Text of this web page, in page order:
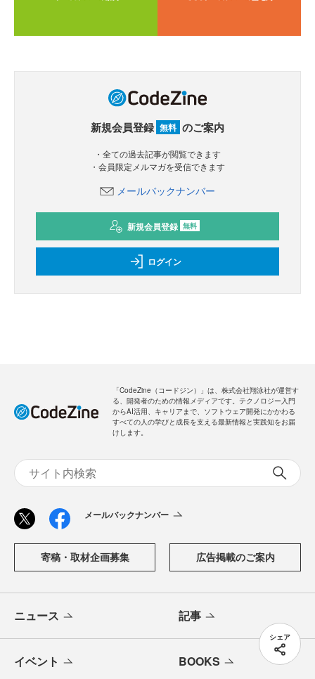
シェア
新規会員登録 無料 のご案内
・全ての過去記事が閲覧できます
・会員限定メルマガを受信できます
メールバックナンバー
新規会員登録 無料
ログイン
「CodeZine（コードジン）」は、株式会社翔泳社が運営す
る、開発者のための情報メディアです。テクノロジー入門
からAI活用、キャリアまで、ソフトウェア開発にかかわる
すべての人の学びと成長を支える最新情報と実践知をお届
けします。
メールバックナンバー
寄稿・取材企画募集 広告掲載のご案内
ニュース 記事
イベント BOOKS